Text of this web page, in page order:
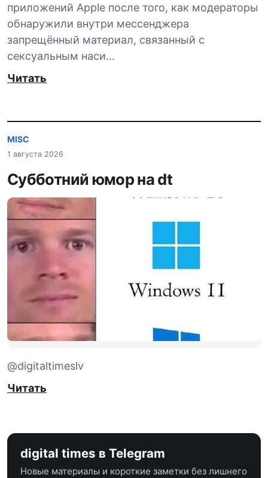
приложений Apple после того, как модераторы
обнаружили внутри мессенджера
запрещённый материал, связанный с
сексуальным наси…
Читать
MISC
1 августа 2026
Субботний юмор на dt
@digitaltimeslv
Читать
digital times в Telegram
Новые материалы и короткие заметки без лишнего